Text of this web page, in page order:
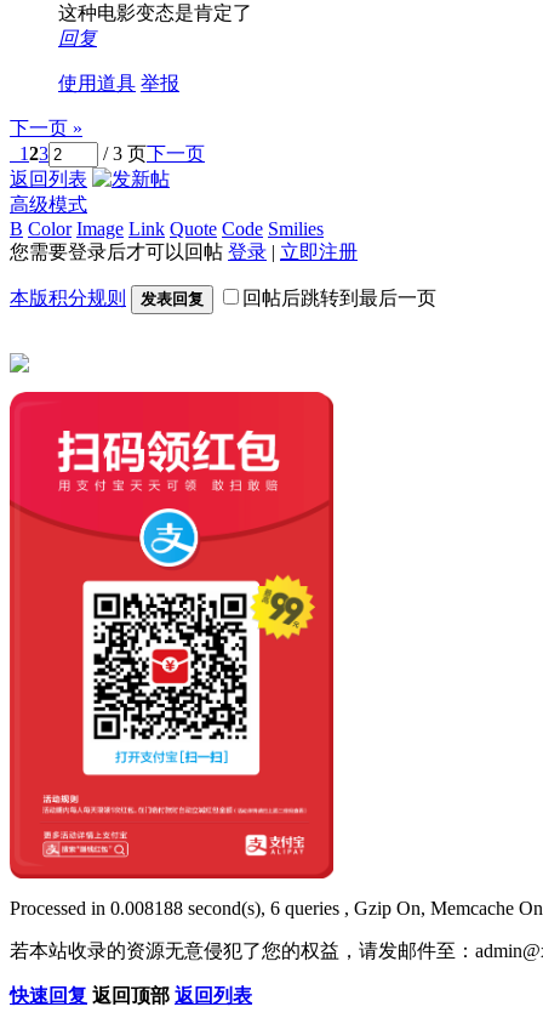
这种电影变态是肯定了
回复
使用道具 举报
下一页 »
123 / 3 页下一页
返回列表
高级模式
B Color Image Link Quote Code Smilies
您需要登录后才可以回帖 登录 | 立即注册
本版积分规则 发表回复 回帖后跳转到最后一页
Processed in 0.008188 second(s), 6 queries , Gzip On, Memcache
若本站收录的资源无意侵犯了您的权益，请发邮件至：
快速回复 返回顶部 返回列表